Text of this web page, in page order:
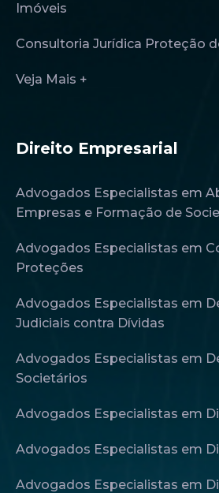
Imóveis
Consultoria Jurídica Proteção
Veja Mais +
Direito Empresarial
Advogados Especialistas em
Empresas e Formação de
Advogados Especialistas em
Proteções
Advogados Especialistas em
Judiciais contra Dívidas
Advogados Especialistas em
Societários
Advogados Especialistas em
Advogados Especialistas em
Advogados Especialistas em